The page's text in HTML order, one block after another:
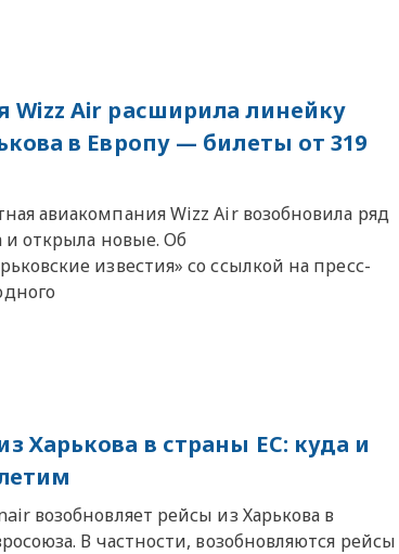
Wizz Air расширила линейку
в Европу — билеты от 319
авиакомпания Wizz Air возобновила ряд
и открыла новые. Об
известия» со ссылкой на пресс-
Харькова в страны ЕС: куда и
возобновляет рейсы из Харькова в
В частности, возобновляются рейсы